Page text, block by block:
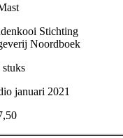
Stichting
Noordboek
stuks
januari 2021